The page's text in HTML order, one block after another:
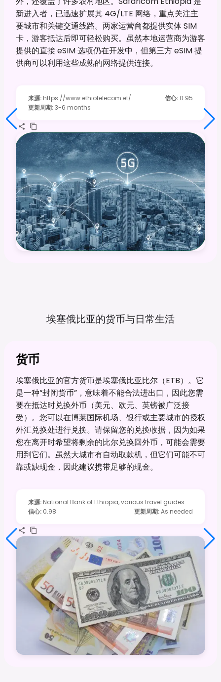
新进入者，已迅速扩展其 4G/LTE 网络，重点关注主
要城市和关键交通线路。两家运营商都提供实体 SIM
卡，游客抵达后即可轻松购买。虽然本地运营商为游客
提供的直接 eSIM 选项仍在开发中，但第三方 eSIM 提
供商可以利用这些成熟的网络提供连接。
来源: https://www.ethiotelecom.et/ 信心: 0.95
更新周期:3-6 months
埃塞俄比亚的货币与日常生活
货币
埃塞俄比亚的官方货币是埃塞俄比亚比尔（ETB）。它
是一种“封闭货币”，意味着不能合法进出口，因此您需
要在抵达时兑换外币（美元、欧元、英镑被广泛接
受）。您可以在博莱国际机场、银行或主要城市的授权
外汇兑换处进行兑换。请保留您的兑换收据，因为如果
您在离开时希望将剩余的比尔兑换回外币，可能会需要
用到它们。虽然大城市有自动取款机，但它们可能不可
靠或缺现金，因此建议携带足够的现金。
来源: National Bank of Ethiopia, various travel guides
信心: 0.98 更新周期:As needed